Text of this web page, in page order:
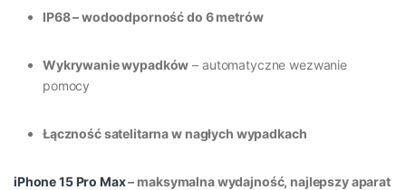
IP68 – wodoodporność do 6 metrów
Wykrywanie wypadków – automatyczne wezwanie
pomocy
Łączność satelitarna w nagłych wypadkach
iPhone 15 Pro Max– maksymalna wydajność, najlepszy aparat